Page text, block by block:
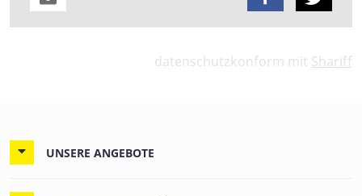
datenschutzkonform mit Shariff
UNSERE ANGEBOTE